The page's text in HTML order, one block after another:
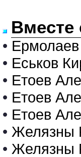
Вместе
•
• Еськов
• Етоев
• Етоев
• Етоев
• Желязны
• Желязны